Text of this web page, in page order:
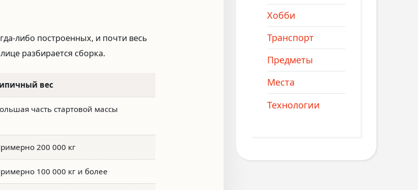
либо построенных, и почти весь
разбирается сборка.
вес
часть стартовой массы
200 000 кг
100 000 кг и более
Хобби
Транспорт
Предметы
Места
Технологии